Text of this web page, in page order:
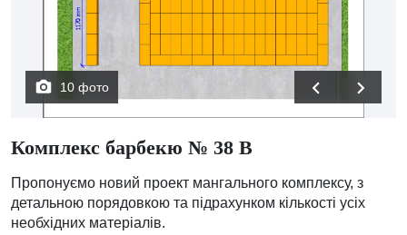
10 фото
Комплекс барбекю № 38 В
Пропонуємо новий проект мангального комплексу, з
детальною порядовкою та підрахунком кількості усіх
необхідних матеріалів.